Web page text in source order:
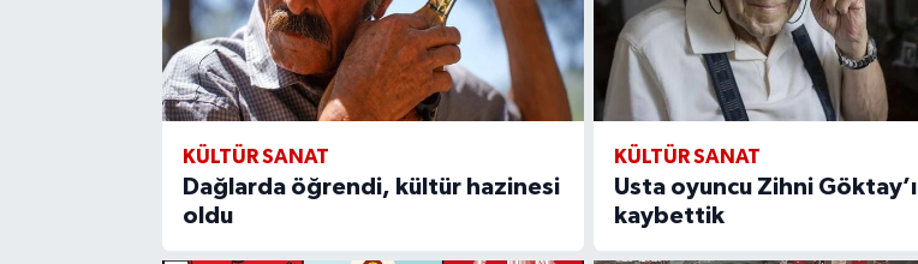
KÜLTÜR SANAT
Dağlarda öğrendi, kültür hazinesi
oldu
KÜLTÜR SANAT
Usta oyuncu Zihni Göktay’ı
kaybettik